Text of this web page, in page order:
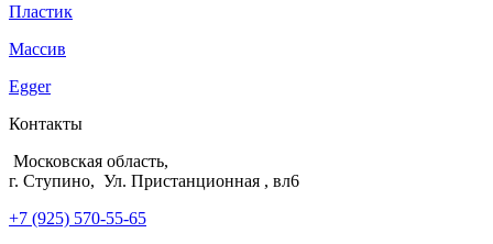
Пластик
Массив
Egger
Контакты
Московская область,
г. Ступино, Ул. Пристанционная , вл6
+7 (925) 570-55-65